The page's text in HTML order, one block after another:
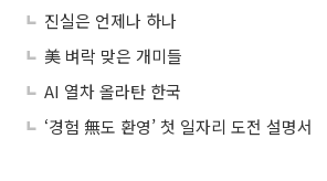
진실은 언제나 하나
美 벼락 맞은 개미들
AI 열차 올라탄 한국
‘경험 無도 환영’ 첫 일자리 도전 설명서